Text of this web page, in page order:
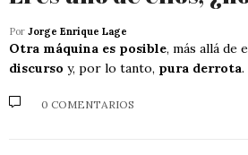
Por Jorge Enrique Lage
Otra máquina es posible, más allá de
discurso y, por lo tanto, pura derrota.
0 COMENTARIOS